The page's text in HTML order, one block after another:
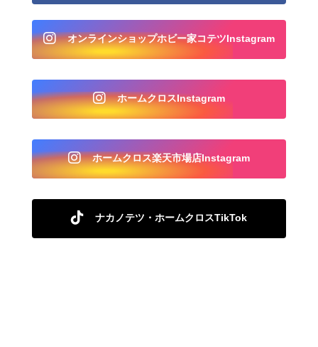
オンラインショップホビー家コテツInstagram
ホームクロスInstagram
ホームクロス楽天市場店Instagram
ナカノテツ・ホームクロスTikTok